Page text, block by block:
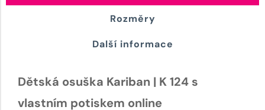
Rozměry
Další informace
Dětská osuška Kariban | K 124 s
vlastním potiskem online